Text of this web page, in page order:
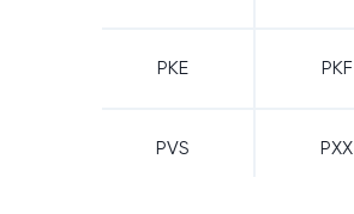
PKE PKF
PVS PXX